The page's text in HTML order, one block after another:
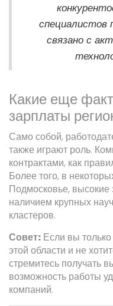
специалистов
связано с
Какие еще
зарплаты
Само собой,
также играют роль.
контрактами, как
Более того, в
Подмосковье,
наличием крупных
кластеров.
Совет: Если вы
этой области и не
стремитесь получать
возможность работы
компаний.